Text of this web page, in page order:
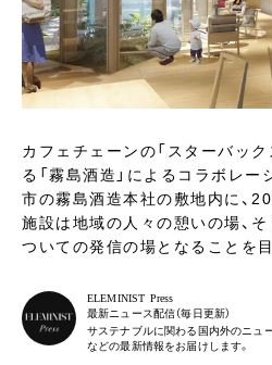
カフェチェーンの「スターバッ
る「霧島酒造」によるコラボレー
市の霧島酒造本社の敷地内に、
施設は地域の人々の憩いの場、そ
ついての発信の場となることを目
ELEMINIST Press
最新ニュース配信（毎日更新）
サステナブルに関わる国内外のニュ
などの最新情報をお届けします。